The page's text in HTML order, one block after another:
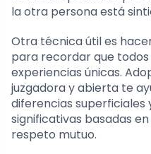
la otra persona está
Otra técnica útil es
para recordar que todos
experiencias únicas.
juzgadora y abierta te
diferencias superficiales
significativas basadas
respeto mutuo.